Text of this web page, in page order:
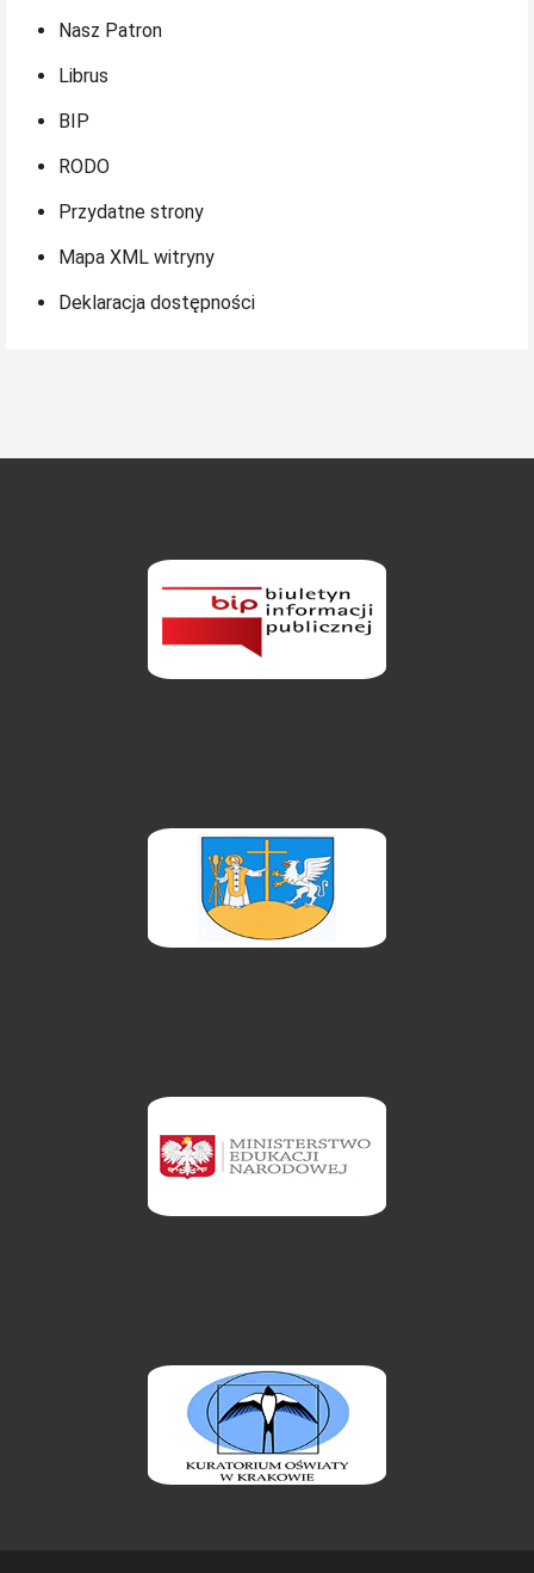
Nasz Patron
Librus
BIP
RODO
Przydatne strony
Mapa XML witryny
Deklaracja dostępności